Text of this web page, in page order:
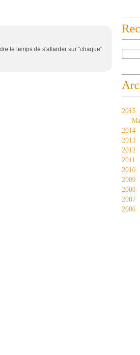
le temps de s'attarder sur "chaque"
2015
2014
2013
2012
2011
2010
2009
2008
2007
2006